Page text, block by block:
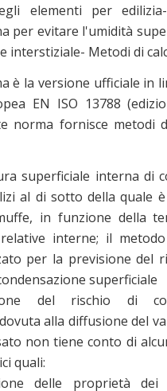
elementi per edilizia-
per evitare l'umidità
interstiziale- Metodi di
è la versione ufficiale in
EN ISO 13788
norma fornisce metodi
superficiale interna di
al di sotto della quale
in funzione della
interne; il
per la previsione del
superficiale
del rischio di
alla diffusione del
non tiene conto di
quali:
delle proprietà dei